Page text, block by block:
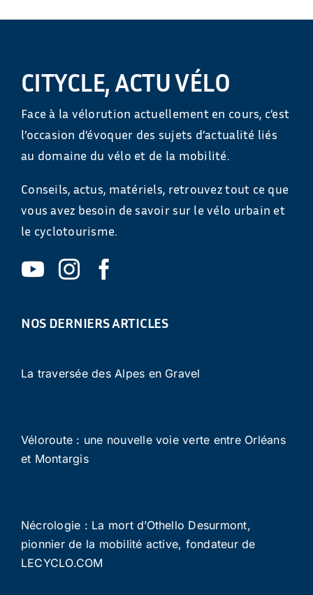
CITYCLE, ACTU VÉLO
Face à la vélorution actuellement en cours, c’est
l’occasion d’évoquer des sujets d’actualité liés
au domaine du vélo et de la mobilité.
Conseils, actus, matériels, retrouvez tout ce que
vous avez besoin de savoir sur le vélo urbain et
le cyclotourisme.
NOS DERNIERS ARTICLES
La traversée des Alpes en Gravel
Véloroute : une nouvelle voie verte entre Orléans
et Montargis
Nécrologie : La mort d’Othello Desurmont,
pionnier de la mobilité active, fondateur de
LECYCLO.COM